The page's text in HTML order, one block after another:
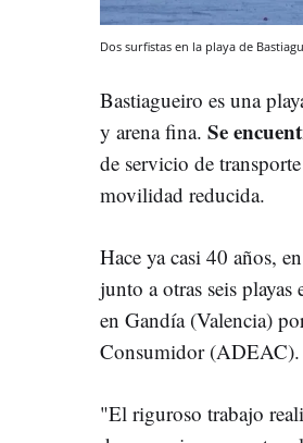
Dos surfistas en la playa de
Bastiagueiro es una
y arena fina. Se
de servicio de
movilidad reducida.
Hace ya casi 40 años,
junto a otras seis playas
en Gandía (Valencia)
Consumidor (ADEAC).
"El riguroso trabajo